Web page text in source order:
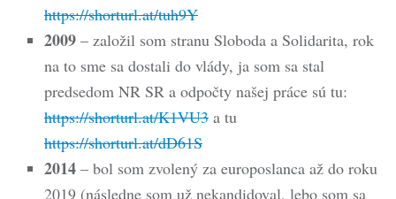
https://shorturl.at/tuh9Y
2009 – založil som stranu Sloboda a Solidarita, rok
na to sme sa dostali do vlády, ja som sa stal
predsedom NR SR a odpočty našej práce sú tu:
https://shorturl.at/K1VU3 a tu
https://shorturl.at/dD61S
2014 – bol som zvolený za europoslanca až do roku
2019 (následne som už nekandidoval, lebo som sa